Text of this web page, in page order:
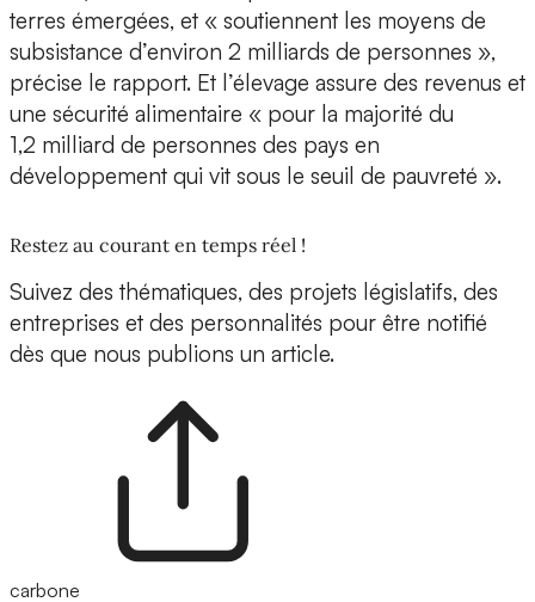
terres émergées, et « soutiennent les moyens de
subsistance d’environ 2 milliards de personnes »,
précise le rapport. Et l’élevage assure des revenus et
une sécurité alimentaire « pour la majorité du
1,2 milliard de personnes des pays en
développement qui vit sous le seuil de pauvreté ».
Restez au courant en temps réel !
Suivez des thématiques, des projets législatifs, des
entreprises et des personnalités pour être notifié
dès que nous publions un article.
carbone